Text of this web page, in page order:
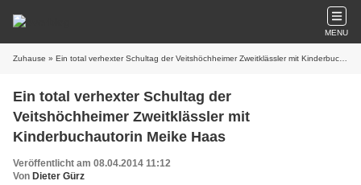
MENU
Zuhause » Ein total verhexter Schultag der Veitshöchheimer Zweitklässler mit Kinderbuchautorin Meike Haas
Ein total verhexter Schultag der
Veitshöchheimer Zweitklässler mit
Kinderbuchautorin Meike Haas
Veröffentlicht am 08.04.2014 11:12
Von Dieter Gürz